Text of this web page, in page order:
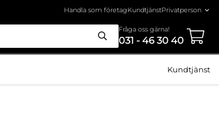
Handla som företagKundtjänst
Fråga oss gärna!
031 - 46 30 40
Kundtjänst